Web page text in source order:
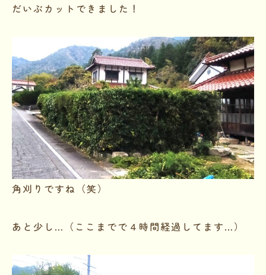
だいぶカットできました！
角刈りですね（笑）
あと少し…（ここまでで４時間経過してます…）